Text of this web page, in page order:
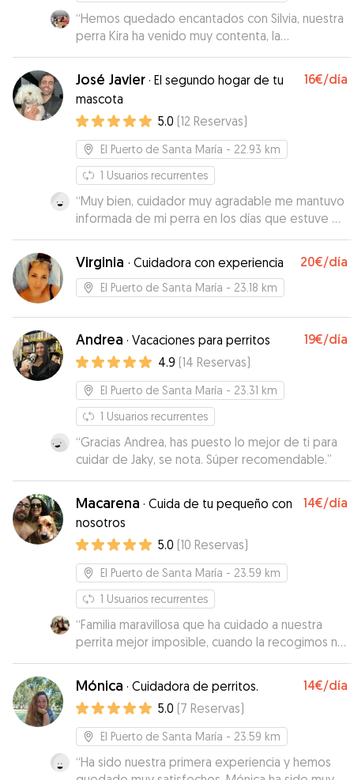
“Hemos quedado encantados con Silvia, nuestra
perra Kira ha venido muy contenta, la
comunicación con Silvia Genial. En todo
momento nos ha ido informando cómo estaba
Kira. KIRA es muy nerviosa pero ha sabido
ganarse su cariño, tanto que en la despedida, se
puso a llorar porque se iba Silvia. Sin duda la
recomiendo 100%”
José Javier · El segundo hogar de tu
mascota
16€/día
5.0 (12 Reservas)
El Puerto de Santa María - 22.93 km
1 Usuarios recurrentes
“Muy bien, cuidador muy agradable me mantuvo
informada de mi perra en los días que estuve de
viaje y la cuidó bien. Muchas gracias!”
Virginia · Cuidadora con experiencia 20€/día
El Puerto de Santa María - 23.18 km
Andrea · Vacaciones para perritos 19€/día
4.9 (14 Reservas)
El Puerto de Santa María - 23.31 km
1 Usuarios recurrentes
“Gracias Andrea, has puesto lo mejor de ti para
cuidar de Jaky, se nota. Súper recomendable.”
Macarena · Cuida de tu pequeño con
nosotros
14€/día
5.0 (10 Reservas)
El Puerto de Santa María - 23.59 km
1 Usuarios recurrentes
“Familia maravillosa que ha cuidado a nuestra
perrita mejor imposible, cuando la recogimos no
paraba de sonreír! Además tuvieron el detalle
de informarnos y enviarnos fotos/vídeos todos
los días. Sin duda repetiremos! Muchísimas
gracias, especialmente de parte de Arya!
Mónica · Cuidadora de perritos. 14€/día
5.0 (7 Reservas)
El Puerto de Santa María - 23.59 km
“Ha sido nuestra primera experiencia y hemos